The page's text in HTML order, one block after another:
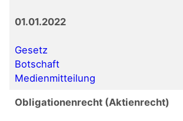
01.01.2022
Gesetz
Botschaft
Medienmitteilung
Obligationenrecht (Aktienrecht)